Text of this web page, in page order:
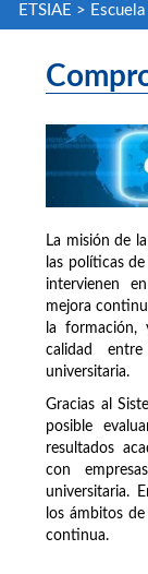
ETSIAE > Escuela
La misión de
las políticas
intervienen
mejora
la
calidad
universitaria.
Gracias al
posible
resultados
con
universitaria.
los ámbitos
continua.